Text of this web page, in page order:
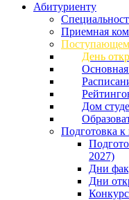
Абитуриенту
Приемная
День
Дом
Подготовка
2027)
Дни
Дни